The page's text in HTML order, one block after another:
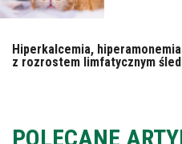
Hiperkalcemia,
z rozrostem limfatycznym
POLECANE